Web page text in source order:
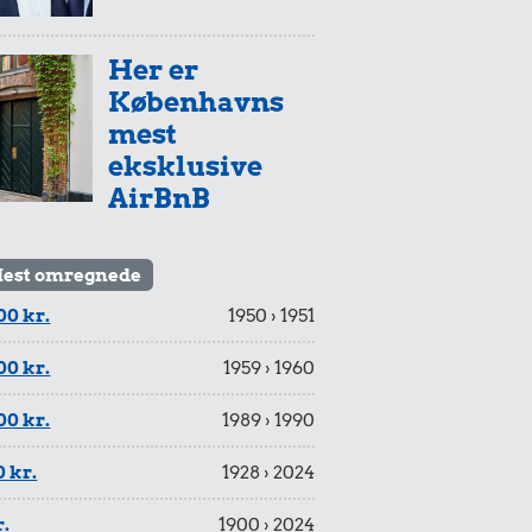
Her er
Københavns
mest
eksklusive
AirBnB
omregnede
kr.
1950 › 1951
kr. 1959 › 1960
kr. 1989 › 1990
kr. 1928 › 2024
1900 › 2024